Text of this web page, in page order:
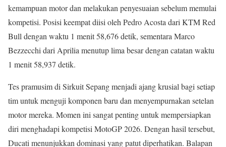
kemampuan motor dan melakukan penyesuaian sebelum memulai
kompetisi. Posisi keempat diisi oleh Pedro Acosta dari KTM Red
Bull dengan waktu 1 menit 58,676 detik, sementara Marco
Bezzecchi dari Aprilia menutup lima besar dengan catatan waktu
1 menit 58,937 detik.
Tes pramusim di Sirkuit Sepang menjadi ajang krusial bagi setiap
tim untuk menguji komponen baru dan menyempurnakan setelan
motor mereka. Momen ini sangat penting untuk mempersiapkan
diri menghadapi kompetisi MotoGP 2026. Dengan hasil tersebut,
Ducati menunjukkan dominasi yang patut diperhatikan. Balapan